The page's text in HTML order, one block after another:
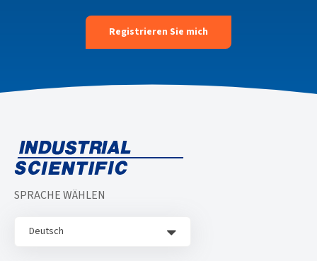
SPRACHE WÄHLEN
Deutsch